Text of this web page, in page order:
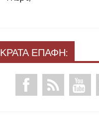
ΚΡΑΤΑ ΕΠΑΦΗ: